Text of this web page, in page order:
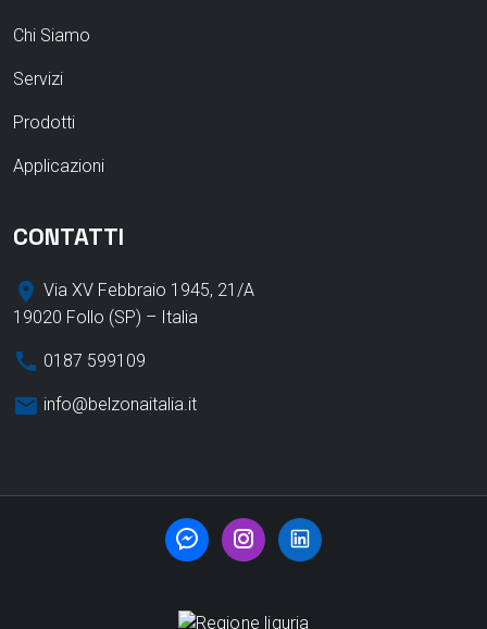
Chi Siamo
Servizi
Prodotti
Applicazioni
CONTATTI
place Via XV Febbraio 1945, 21/A
19020 Follo (SP) – Italia
call 0187 599109​
email info@belzonaitalia.it